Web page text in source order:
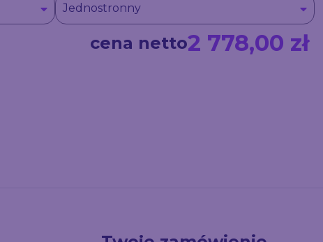
Jednostronny
cena netto2 778,00 zł